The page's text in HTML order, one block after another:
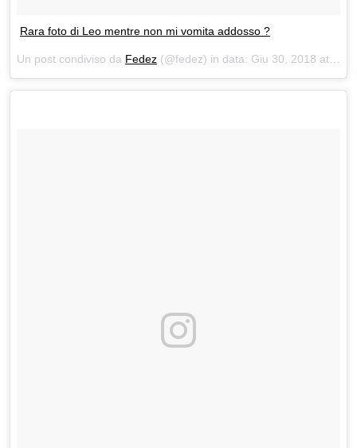
Rara foto di Leo mentre non mi vomita addosso ?
Un post condiviso da Fedez (@fedez) in data: Giu 30, 2018 at 3:41 PDT